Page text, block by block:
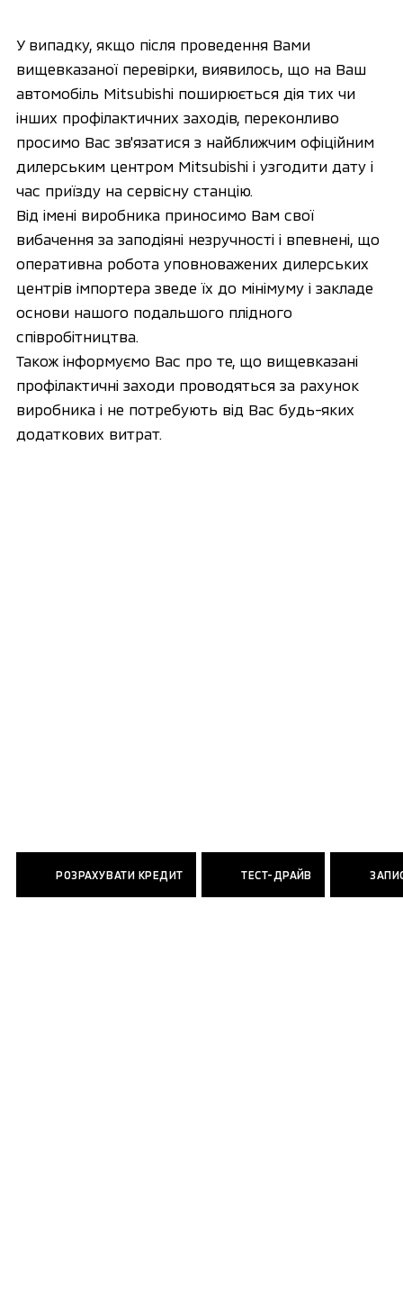
РОЗРАХУВАТИ КРЕДИТ ТЕСТ-ДРАЙВ
У випадку, якщо після проведення Вами
вищевказаної перевірки, виявилось, що на Ваш
автомобіль Mitsubishi поширюється дія тих чи
інших профілактичних заходів, переконливо
просимо Вас зв'язатися з найближчим офіційним
дилерським центром Mitsubishi і узгодити дату і
час приїзду на сервісну станцію.
Від імені виробника приносимо Вам свої
вибачення за заподіяні незручності і впевнені, що
оперативна робота уповноважених дилерських
центрів імпортера зведе їх до мінімуму і закладе
основи нашого подальшого плідного
співробітництва.
Також інформуємо Вас про те, що вищевказані
профілактичні заходи проводяться за рахунок
виробника і не потребують від Вас будь-яких
додаткових витрат.